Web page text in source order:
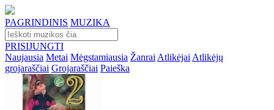
PAGRINDINIS MUZIKA
PRISIJUNGTI
Naujausia Metai Mėgstamiausia Žanrai Atlikėjai Atlikėjų
grojaraščiai Grojaraščiai Paieška